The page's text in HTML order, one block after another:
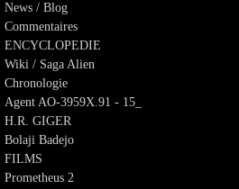
News / Blog
Commentaires
ENCYCLOPEDIE
Wiki / Saga Alien
Chronologie
Agent AO-3959X.91 - 15_
H.R. GIGER
Bolaji Badejo
FILMS
Prometheus 2